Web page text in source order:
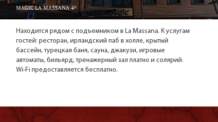
MAGIC LA MASSANA 4*
Находится рядом с подъемником в La Massana. К услугам
гостей: ресторан, ирландский паб в холле, крытый
бассейн, турецкая баня, сауна, джакузи, игровые
автоматы, бильярд, тренажерный зал платно и солярий.
Wi-Fi предоставляется бесплатно.